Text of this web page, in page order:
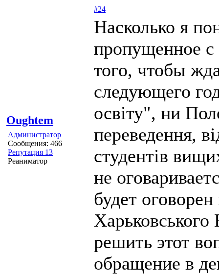
Oughtem
Администратор
Сообщения: 466
Репутация 13
Реаниматор
#24
Насколько я
пропущенное с
того, чтобы
следующего
освіту", ни
переведення,
студентів
не
будет
решить этот
обращение в